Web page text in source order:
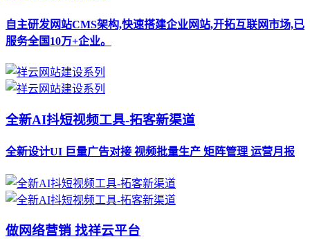
自主研发网站CMS架构,快速搭建企业网站,开拓互联网市场,已
服务全国10万+企业。
全新AI抖短视频工具-拓客新渠道
全新设计UI 巨量广告对接 视频批量生产 矩阵管理 运营月报
做网络营销 找祥云平台